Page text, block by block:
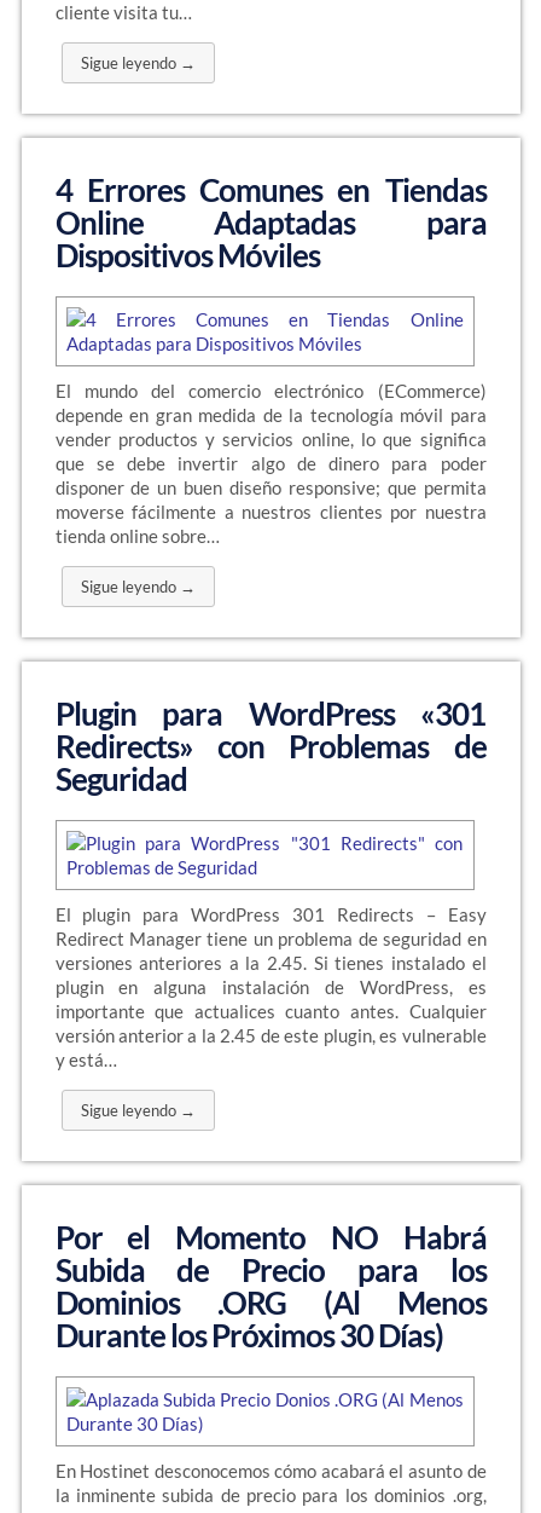
cliente visita tu…
Sigue leyendo →
4 Errores Comunes en Tiendas
Online Adaptadas para
Dispositivos Móviles
El mundo del comercio electrónico (ECommerce)
depende en gran medida de la tecnología móvil para
vender productos y servicios online, lo que significa
que se debe invertir algo de dinero para poder
disponer de un buen diseño responsive; que permita
moverse fácilmente a nuestros clientes por nuestra
tienda online sobre…
Sigue leyendo →
Plugin para WordPress «301
Redirects» con Problemas de
Seguridad
El plugin para WordPress 301 Redirects – Easy
Redirect Manager tiene un problema de seguridad en
versiones anteriores a la 2.45. Si tienes instalado el
plugin en alguna instalación de WordPress, es
importante que actualices cuanto antes. Cualquier
versión anterior a la 2.45 de este plugin, es vulnerable
y está…
Sigue leyendo →
Por el Momento NO Habrá
Subida de Precio para los
Dominios .ORG (Al Menos
Durante los Próximos 30 Días)
En Hostinet desconocemos cómo acabará el asunto de
la inminente subida de precio para los dominios .org,